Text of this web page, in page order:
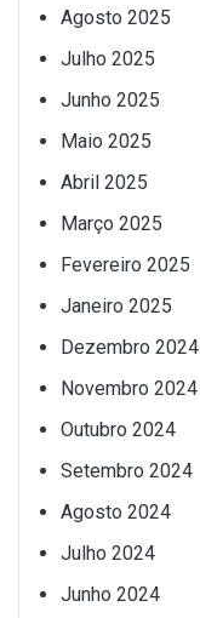
Agosto 2025
Julho 2025
Junho 2025
Maio 2025
Abril 2025
Março 2025
Fevereiro 2025
Janeiro 2025
Dezembro 2024
Novembro 2024
Outubro 2024
Setembro 2024
Agosto 2024
Julho 2024
Junho 2024